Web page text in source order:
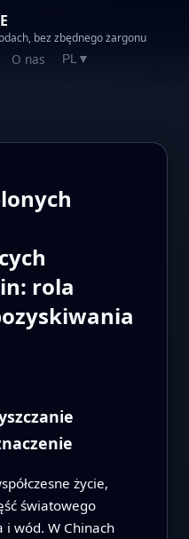
bez zbędnego żargonu
O nas PL▼
rola
życie,
światowego
i wód. W Chinach